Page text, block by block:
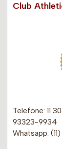
Club
Telefone: 11
93323-9934
Whatsapp: